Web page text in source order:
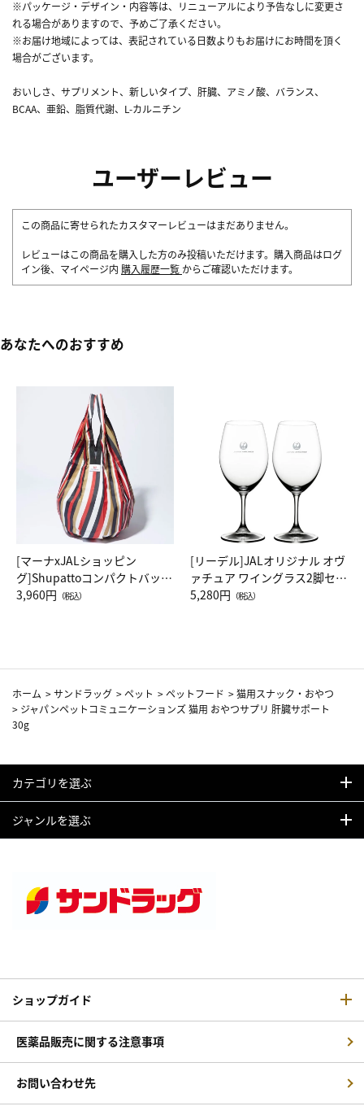
※パッケージ・デザイン・内容等は、リニューアルにより予告なしに変更さ
れる場合がありますので、予めご了承ください。
※お届け地域によっては、表記されている日数よりもお届けにお時間を頂く
場合がございます。
おいしさ、サプリメント、新しいタイプ、肝臓、アミノ酸、バランス、
BCAA、亜鉛、脂質代謝、L-カルニチン
ユーザーレビュー
この商品に寄せられたカスタマーレビューはまだありません。
レビューはこの商品を購入した方のみ投稿いただけます。購入商品はログ
イン後、マイページ内 購入履歴一覧 からご確認いただけます。
あなたへのおすすめ
[マーナxJALショッピン
グ]Shupattoコンパクトバッグ
Drop JAL客室乗務員（LC）ス
3,960円 （税込）
[リーデル]JALオリジナル オヴ
ァチュア ワイングラス2脚セッ
ト（レッドワイン）
5,280円 （税込）
ホーム >サンドラッグ >ペット >ペットフード >猫用スナック・おやつ
> ジャパンペットコミュニケーションズ 猫用 おやつサプリ 肝臓サポート
30g
カテゴリを選ぶ
ジャンルを選ぶ
ショップガイド
医薬品販売に関する注意事項
お問い合わせ先